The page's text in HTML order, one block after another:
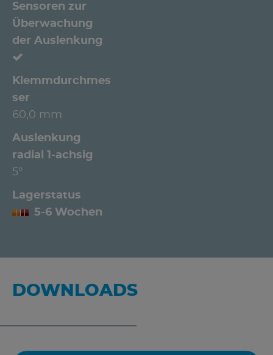
Sensoren zur
Überwachung
der Auslenkung
Klemmdurchmes
ser
60,0 mm
Auslenkung
radial 1-achsig
5°
Lagerstatus
5-6 Wochen
DOWNLOADS